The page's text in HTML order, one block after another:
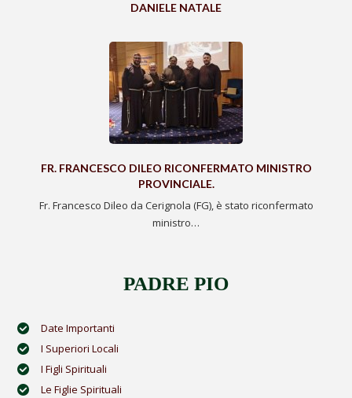
DANIELE NATALE
FR. FRANCESCO DILEO RICONFERMATO MINISTRO
PROVINCIALE.
Fr. Francesco Dileo da Cerignola (FG), è stato riconfermato
ministro…
PADRE PIO
Date Importanti
I Superiori Locali
I Figli Spirituali
Le Figlie Spirituali